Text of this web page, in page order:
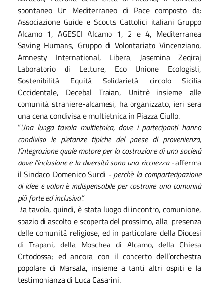
spontaneo Un Mediterraneo di Pace composto da:
Associazione Guide e Scouts Cattolici italiani Gruppo
Alcamo 1,AGESCI Alcamo 1, 2 e 4, Mediterranea
Saving Humans, Gruppo di Volontariato Vincenziano,
Amnesty International, Libera, Jasemina Zeqiraj
Laboratorio di Letture, Eco Unione Ecologisti,
Sostenibilità Equità Solidarietà circolo Sicilia
Occidentale, Decebal Traian, Unitrè insieme alle
comunità straniere-alcamesi, ha organizzato, ieri sera
una cena condivisa e multietnica in Piazza Ciullo.
“Una lunga tavola multietnica, dove i partecipanti hanno
condiviso le pietanze tipiche del paese di provenienza,
l’integrazione quale motore per la costruzione di una società
dove l’inclusione e la diversità sono una ricchezza -afferma
il Sindaco Domenico Surdi - perchè la compartecipazione
di idee e valori è indispensabile per costruire una comunità
più forte ed inclusiva”.
La tavola, quindi, è stata luogo di incontro, comunione,
spazio di ascolto e scoperta del prossimo, alla presenza
delle comunità religiose, ed in particolare della Diocesi
di Trapani, della Moschea di Alcamo, della Chiesa
Ortodossa; ed ancora con il concerto dell’orchestra
popolare di Marsala, insieme a tanti altri ospiti e la
testimonianza di Luca Casarini.